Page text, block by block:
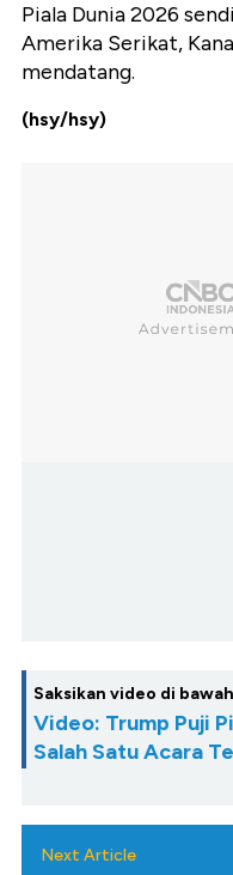
Piala Dunia 2026
Amerika Serikat,
mendatang.
(hsy/hsy)
Saksikan video di
Video: Trump Puji
Salah Satu Acara
Next Article